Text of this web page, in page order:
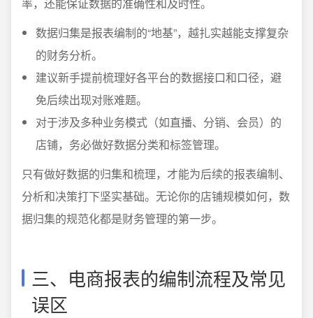
率，还能保证数据的准确性和及时性。
数据归集是报表编制的“地基”，越扎实越能支撑复杂
的财务分析。
建议新手提前梳理好各平台的数据接口和口径，避
免后续出现对账难题。
对于涉及多种业务模式（如直播、分销、会员）的
店铺，务必做好数据分类和标签管理。
只有做好数据的归集和梳理，才能为后续的报表编制、
分析和决策打下坚实基础。无论你的店铺规模如何，数
据归集的规范化都是财务管理的第一步。
三、电商报表的编制流程及常见
误区